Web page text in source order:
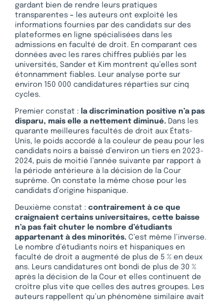
gardant bien de rendre leurs pratiques
transparentes – les auteurs ont exploité les
informations fournies par des candidats sur des
plateformes en ligne spécialisées dans les
admissions en faculté de droit. En comparant ces
données avec les rares chiffres publiés par les
universités, Sander et Kim montrent qu’elles sont
étonnamment fiables. Leur analyse porte sur
environ 150 000 candidatures réparties sur cinq
cycles.
Premier constat : la discrimination positive n’a pas
disparu, mais elle a nettement diminué. Dans les
quarante meilleures facultés de droit aux États-
Unis, le poids accordé à la couleur de peau pour les
candidats noirs a baissé d’environ un tiers en 2023-
2024, puis de moitié l’année suivante par rapport à
la période antérieure à la décision de la Cour
suprême. On constate la même chose pour les
candidats d’origine hispanique.
Deuxième constat : contrairement à ce que
craignaient certains universitaires, cette baisse
n’a pas fait chuter le nombre d’étudiants
appartenant à des minorités. C’est même l’inverse.
Le nombre d’étudiants noirs et hispaniques en
faculté de droit a augmenté de plus de 5 % en deux
ans. Leurs candidatures ont bondi de plus de 30 %
après la décision de la Cour et elles continuent de
croître plus vite que celles des autres groupes. Les
auteurs rappellent qu’un phénomène similaire avait